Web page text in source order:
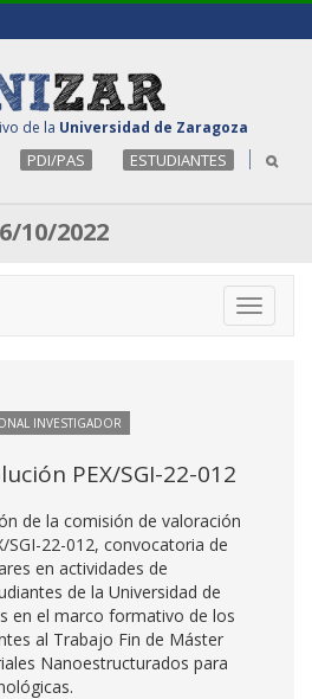
de la Universidad de Zaragoza
PDI/PAS ESTUDIANTES
10/2022
Toggle
INVESTIGADOR
PEX/SGI-22-012
de la comisión de valoración
SGI-22-012, convocatoria de
en actividades de
de la Universidad de
en el marco formativo de los
al Trabajo Fin de Máster
Nanoestructurados para